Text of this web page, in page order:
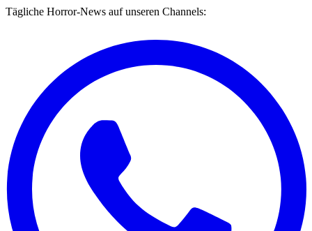
Tägliche Horror-News auf unseren Channels: